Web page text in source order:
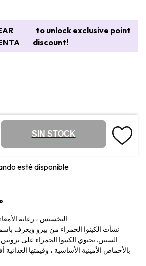
to unlock exclusive point
discount!
SIN STOCK
esté disponible
التخسيس ، رعاية
نشأت الكينوا الحمراء من بيرو ويعرف
بالأحماض الأمينية الأساسية ، وقيمتها